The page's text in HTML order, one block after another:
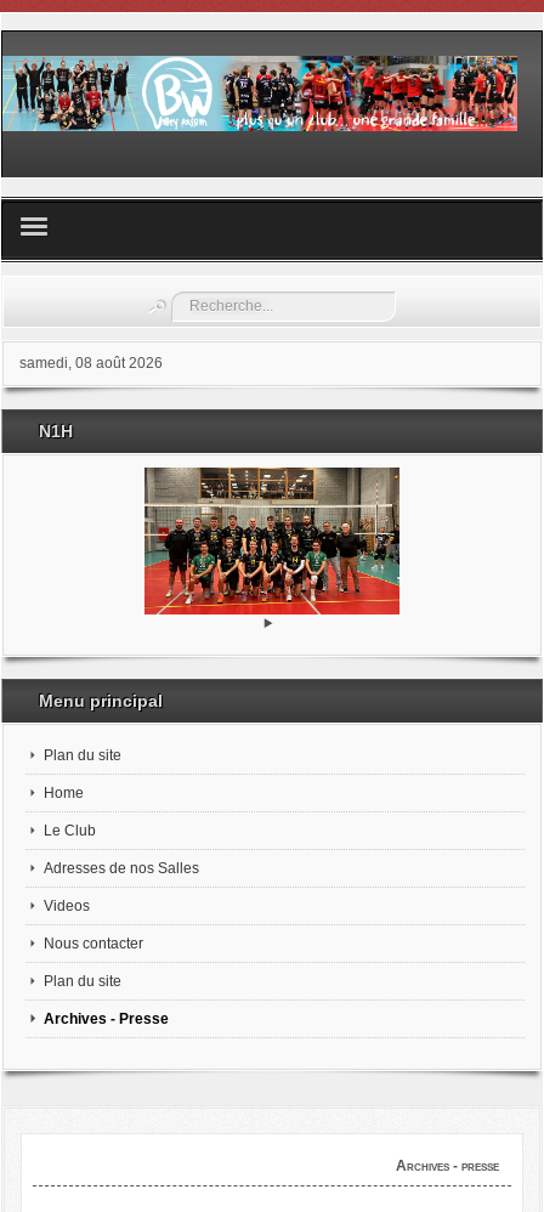
Les samedis du sport
Les stages
Documents
Rechercher
samedi, 08 août 2026
N1H
Menu principal
Plan du site
Home
Le Club
Adresses de nos Salles
Videos
Nous contacter
Plan du site
Archives - Presse
Archives - presse